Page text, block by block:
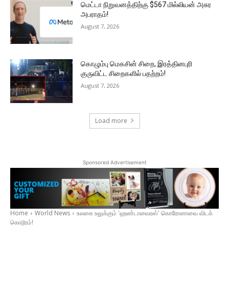
மெட்டா நிறுவனத்திற்கு $567 மில்லியன் அசுர
அபராதம்!
August 7, 2026
கொழும்பு மெகசின் சிறை, இரத்தினபுரி
குருவிட்ட சிறைகளில் பதற்றம்!
August 7, 2026
Load more